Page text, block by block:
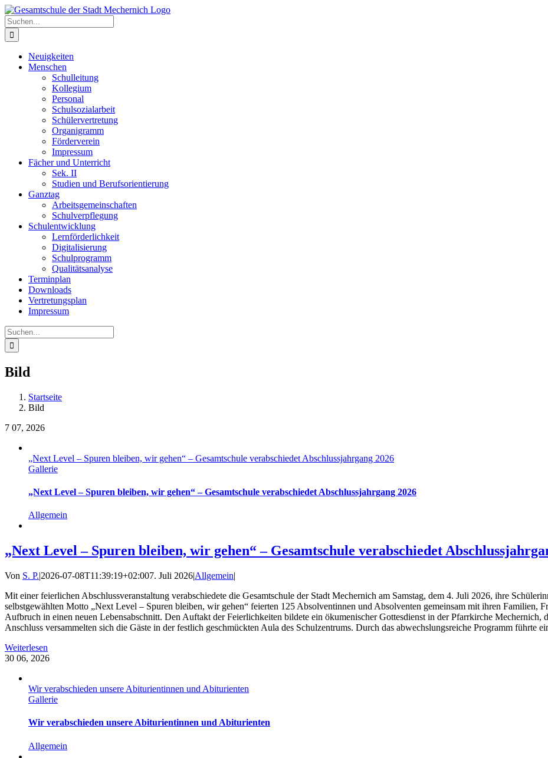
Zum
Inhalt
springen
Suche
nach:
Neuigkeiten
Menschen
Schulleitung
Kollegium
Personal
Schulsozialarbeit
Schülervertretung
Organigramm
Förderverein
Impressum
Fächer und Unterricht
Sek. II
Studien und Berufsorientierung
Ganztag
Arbeitsgemeinschaften
Schulverpflegung
Schulentwicklung
Lernförderlichkeit
Digitalisierung
Schulprogramm
Qualitätsanalyse
Terminplan
Downloads
Vertretungsplan
Impressum
Suche
nach:
Bild
Startseite
Bild
7 07, 2026
„Next Level – Spuren bleiben, wir gehen“ – Gesamtschule verabschiedet Abschlussjahrgang 2026
Gallerie
„Next Level – Spuren bleiben, wir gehen“ – Gesamtschule verabschiedet Abschlussjahrgang 2026
Allgemein
„Next Level – Spuren bleiben, wir gehen“ – Gesamtschule verabschiedet
Von S. P.|2026-07-08T11:39:19+02:007. Juli 2026|Allgemein|
Mit einer feierlichen Abschlussveranstaltung verabschiedete die Gesamtschule der Stadt Mechernich am Samstag, dem 4. Juli 2026, ihre
selbstgewählten Motto „Next Level – Spuren bleiben, wir gehen“ feierten 125 Absolventinnen und Absolventen gemeinsam mit ihren Familien,
Aufbruch in einen neuen Lebensabschnitt. Den Auftakt der Feierlichkeiten bildete ein ökumenischer Gottesdienst in der Pfarrkirche Mechernich,
Anschluss versammelten sich die Gäste in der festlich geschmückten Aula des Schulzentrums. Durch das abwechslungsreiche Programm führte
Weiterlesen
30 06, 2026
Wir verabschieden unsere Abiturientinnen und Abiturienten
Gallerie
Wir verabschieden unsere Abiturientinnen und Abiturienten
Allgemein